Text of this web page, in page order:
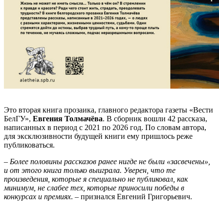
Это вторая книга прозаика, главного редактора газеты «Вести
БелГУ», Евгения Толмачёва. В сборник вошли 42 рассказа,
написанных в период с 2021 по 2026 год. По словам автора,
для эксклюзивности будущей книги ему пришлось реже
публиковаться.
– Более половины рассказов ранее нигде не были «засвечены»,
и от этого книга только выиграла. Уверен, что те
произведения, которые я специально не публиковал, как
минимум, не слабее тех, которые приносили победы в
конкурсах и премиях. – признался Евгений Григорьевич.